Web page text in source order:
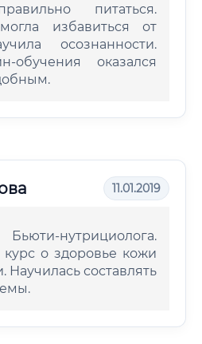
питаться.
избавиться от
осознанности.
обучения оказался
11.01.2019
нутрициолога.
о здоровье кожи
Научилась составлять